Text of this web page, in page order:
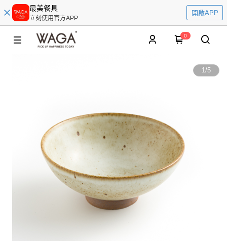
最美餐具
立刻使用官方APP
開啟APP
0
1/5